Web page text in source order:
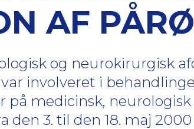
AF
og neurokirurgisk
involveret i
medicinsk,
den 3. til den 18. maj